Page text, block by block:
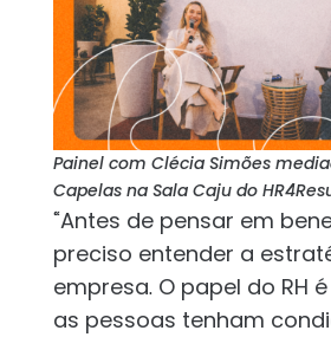
Painel com Clécia Simões
Capelas na Sala Caju do
“Antes de pensar em
preciso entender a
empresa. O papel do RH
as pessoas tenham